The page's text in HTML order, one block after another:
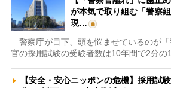
が本気で取り組む「警察
現…
警察庁が目下、頭を悩ませているのが
官の採用試験の受験者数は10年間で2分
【安全・安心ニッポンの危機】採用試